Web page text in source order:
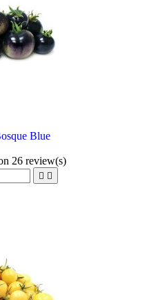
Blue
26 review(s)
 